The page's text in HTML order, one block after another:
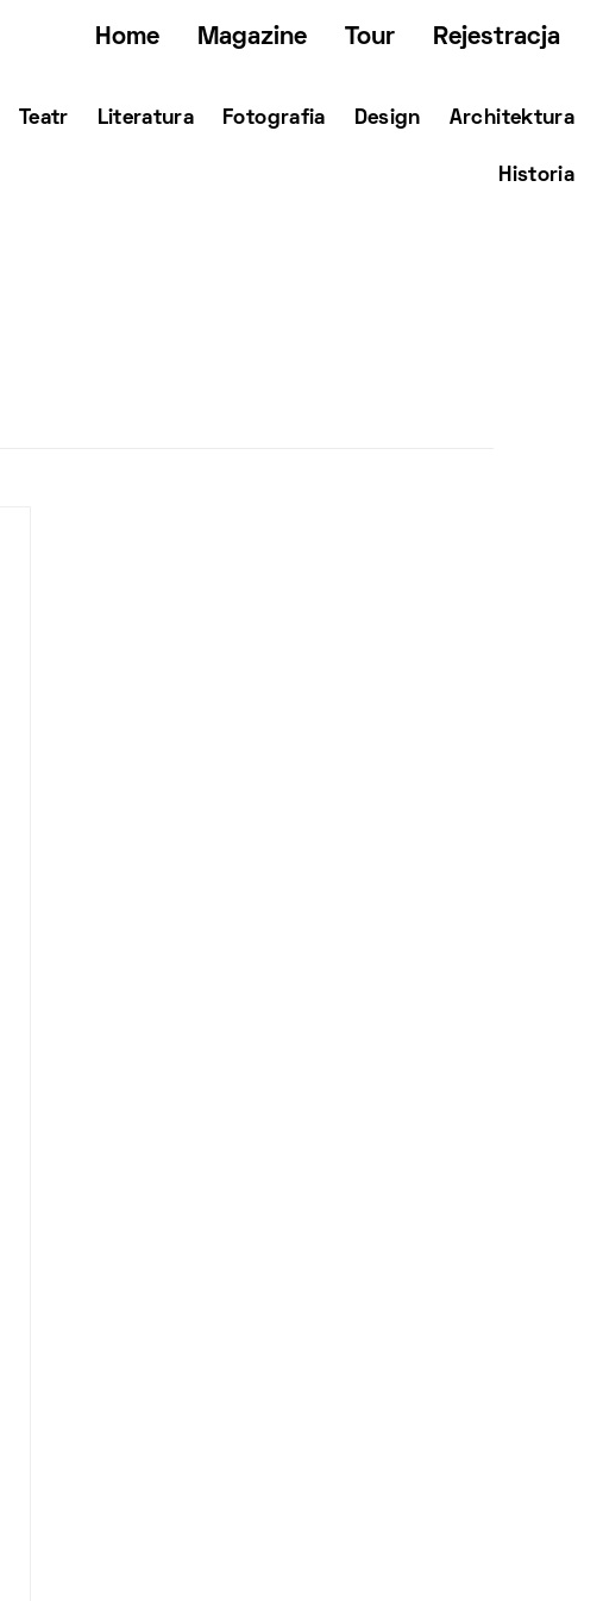
Home Magazine Tour Rejestracja
Teatr Literatura Fotografia Design Architektura
Historia